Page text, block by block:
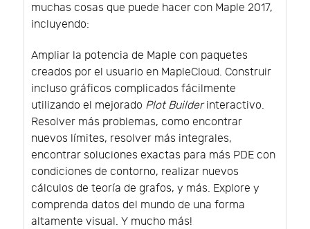
muchas cosas que puede hacer con Maple 2017,
incluyendo:
Ampliar la potencia de Maple con paquetes
creados por el usuario en MapleCloud. Construir
incluso gráficos complicados fácilmente
utilizando el mejorado Plot Builderinteractivo.
Resolver más problemas, como encontrar
nuevos límites, resolver más integrales,
encontrar soluciones exactas para más PDE con
condiciones de contorno, realizar nuevos
cálculos de teoría de grafos, y más. Explore y
comprenda datos del mundo de una forma
altamente visual. Y mucho más!